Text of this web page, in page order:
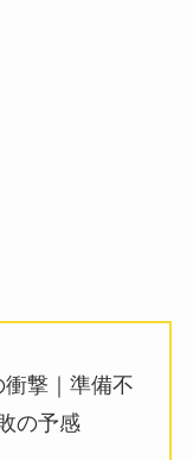
撃｜準備不
の予感